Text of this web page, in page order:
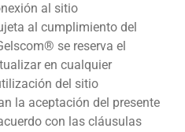
al sitio
al cumplimiento del
se reserva el
en cualquier
del sitio
la aceptación del presente
con las cláusulas